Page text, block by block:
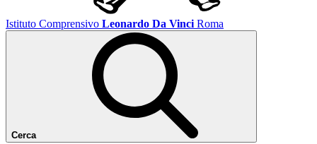
Istituto Comprensivo Leonardo Da Vinci Roma
Cerca